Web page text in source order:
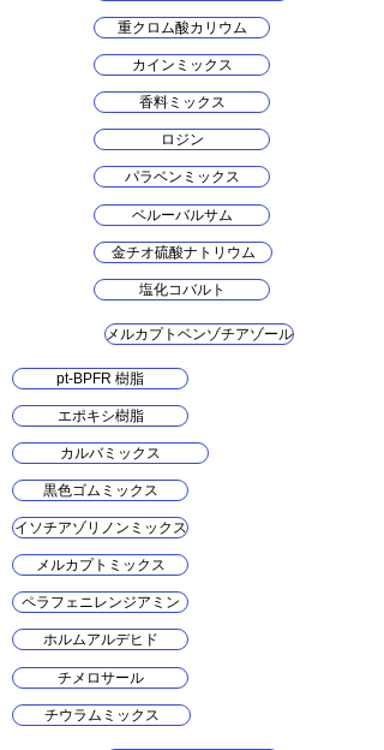
重クロム酸カリウム
カインミックス
香料ミックス
ロジン
パラベンミックス
ベルーバルサム
金チオ硫酸ナトリウム
塩化コバルト
メルカプトベンゾチアゾール
pt-BPFR 樹脂
エポキシ樹脂
カルバミックス
黒色ゴムミックス
イソチアゾリノンミックス
メルカプトミックス
ペラフェニレンジアミン
ホルムアルデヒド
チメロサール
チウラムミックス